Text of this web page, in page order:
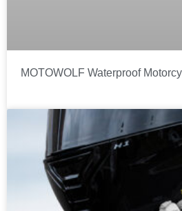
MOTOWOLF Waterproof